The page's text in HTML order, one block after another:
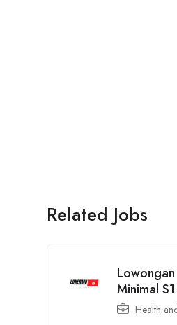
Related Jobs
Minimal
Health